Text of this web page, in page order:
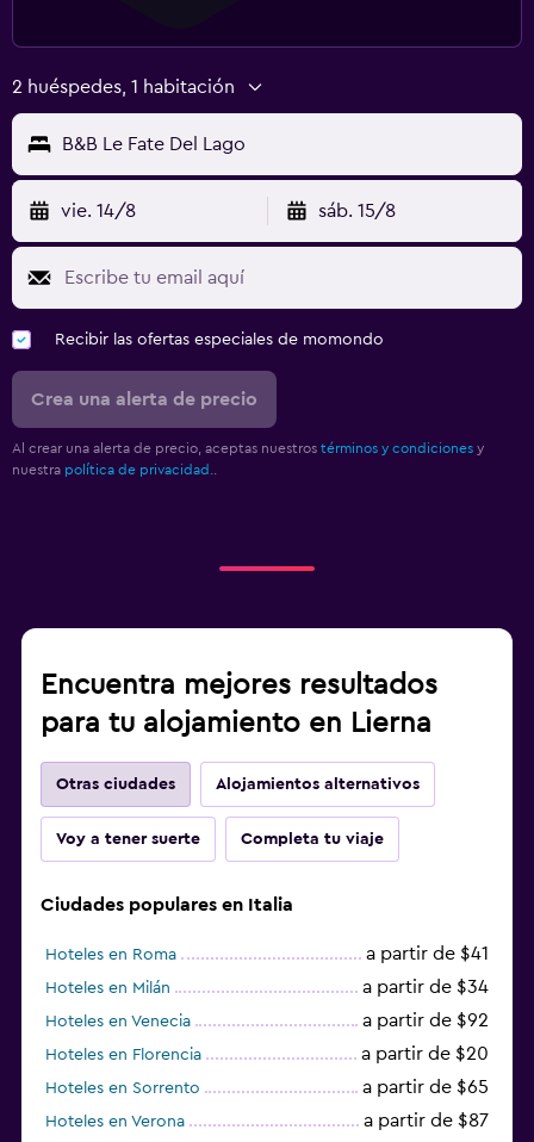
2 huéspedes, 1 habitación
B&B Le Fate Del Lago
vie. 14/8 sáb. 15/8
Recibir las ofertas especiales de momondo
Crea una alerta de precio
Al crear una alerta de precio, aceptas nuestros términos y condiciones y
nuestra política de privacidad.
Encuentra mejores resultados
para tu alojamiento en Lierna
Otras ciudades Alojamientos alternativos
Voy a tener suerte Completa tu viaje
Ciudades populares en Italia
Hoteles en Roma a partir de $41
Hoteles en Milán a partir de $34
Hoteles en Venecia a partir de $92
Hoteles en Florencia a partir de $20
Hoteles en Sorrento a partir de $65
Hoteles en Verona a partir de $87